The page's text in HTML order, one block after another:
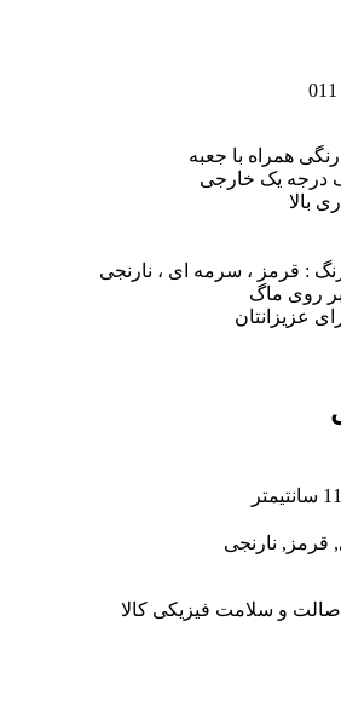
همراه با جعبه
درجه یک خارجی
بالا
: قرمز ، سرمه ای ، نارنجی
روی ماگ
عزیزانتان
قرمز, نارنجی
و سلامت فیزیکی کالا